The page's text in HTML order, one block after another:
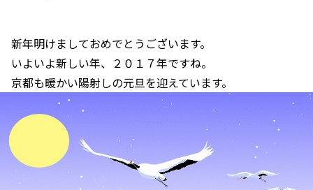
新年明けましておめでとうございます。
いよいよ新しい年、２０１７年ですね。
京都も暖かい陽射しの元旦を迎えています。